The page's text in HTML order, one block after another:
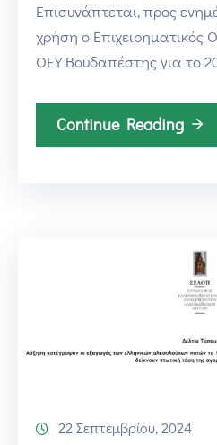
Επισυνάπτεται, προς
χρήση ο Επιχειρηματικός
ΟΕΥ Βουδαπέστης για το
Continue Reading
22 Σεπτεμβρίου, 2024